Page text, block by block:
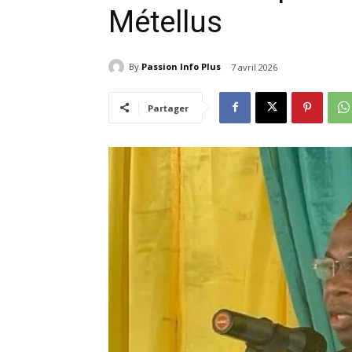
Métellus
By Passion Info Plus 7 avril 2026
Partager